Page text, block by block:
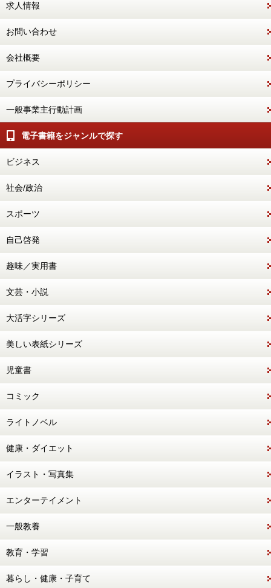
求人情報
お問い合わせ
会社概要
プライバシーポリシー
一般事業主行動計画
電子書籍をジャンルで探す
ビジネス
社会/政治
スポーツ
自己啓発
趣味／実用書
文芸・小説
大活字シリーズ
美しい表紙シリーズ
児童書
コミック
ライトノベル
健康・ダイエット
イラスト・写真集
エンターテイメント
一般教養
教育・学習
暮らし・健康・子育て